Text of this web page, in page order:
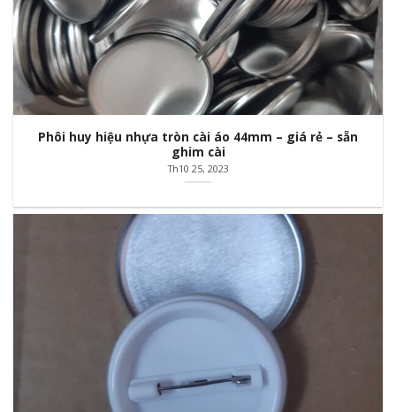
Phôi huy hiệu nhựa tròn cài áo 44mm – giá rẻ – sẵn
ghim cài
Th10 25, 2023